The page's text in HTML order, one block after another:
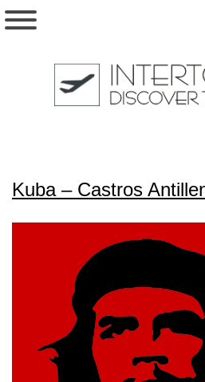
Kuba – Castros